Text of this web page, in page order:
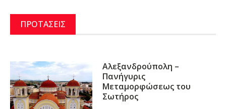
ΠΡΟΤΑΣΕΙΣ
Αλεξανδρούπολη –
Πανήγυρις
Μεταμορφώσεως του
Σωτήρος